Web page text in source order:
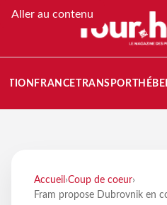
Aller au contenu
FRANCETRANSPORT
Accueil ›Coup de coeur›
Fram propose Dubrovnik en